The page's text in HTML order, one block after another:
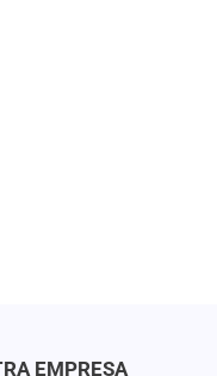
EMPRESA